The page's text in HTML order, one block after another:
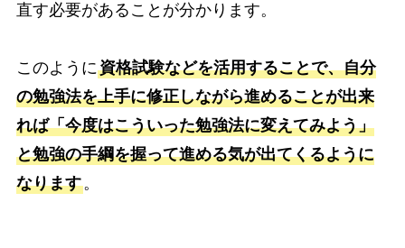
直す必要があることが分かります。
このように資格試験などを活用することで、自分
の勉強法を上手に修正しながら進めることが出来
れば「今度はこういった勉強法に変えてみよう」
と勉強の手綱を握って進める気が出てくるように
なります。